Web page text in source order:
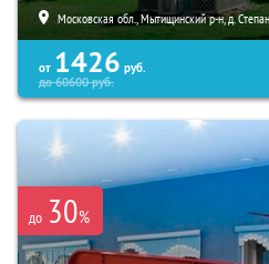
Московская обл., Мытищинский р-н, д.
от 1426 руб.
до60600руб.
до 30%